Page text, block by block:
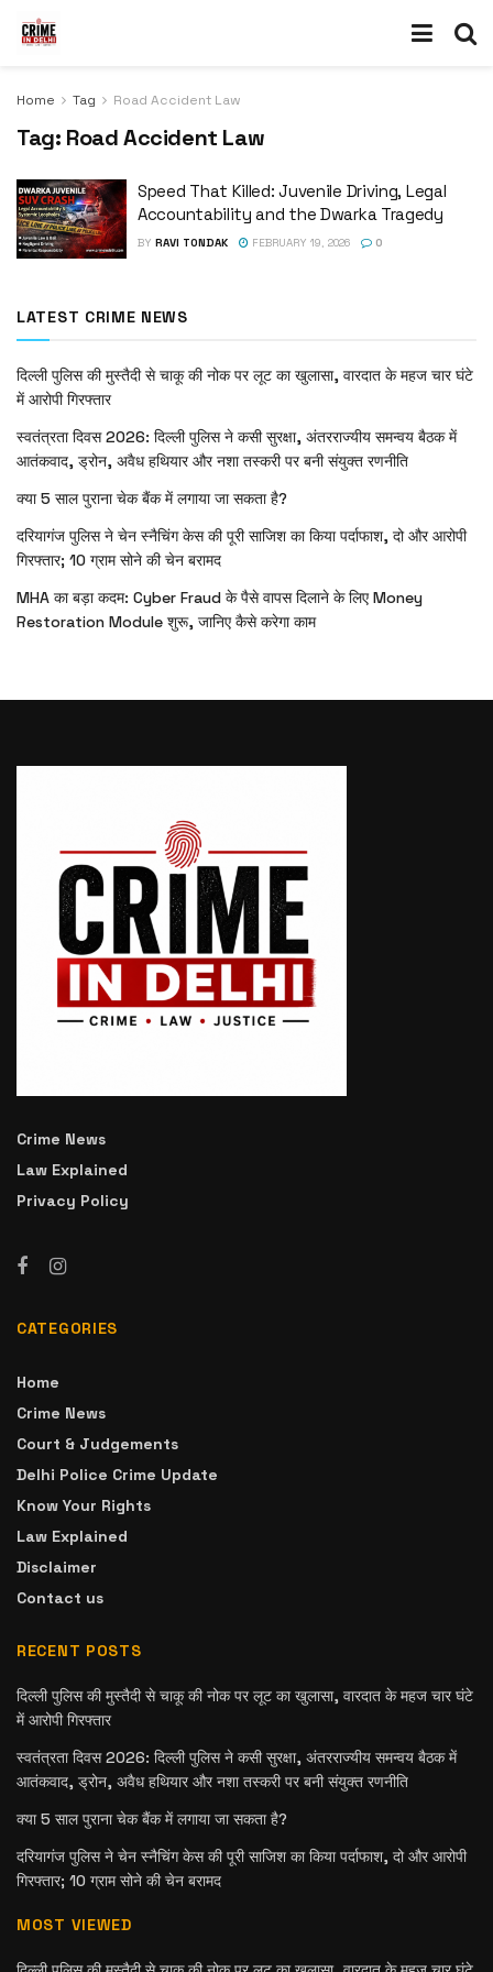
Home Tag Road Accident Law
Tag: Road Accident Law
Speed That Killed: Juvenile Driving, Legal
Accountability and the Dwarka Tragedy
BY RAVI TONDAK FEBRUARY 19, 2026 0
LATEST CRIME NEWS
दिल्ली पुलिस की मुस्तैदी से चाकू की नोक पर लूट का खुलासा, वारदात के महज चार घंटे
में आरोपी गिरफ्तार
स्वतंत्रता दिवस 2026: दिल्ली पुलिस ने कसी सुरक्षा, अंतरराज्यीय समन्वय बैठक में
आतंकवाद, ड्रोन, अवैध हथियार और नशा तस्करी पर बनी संयुक्त रणनीति
क्या 5 साल पुराना चेक बैंक में लगाया जा सकता है?
दरियागंज पुलिस ने चेन स्नैचिंग केस की पूरी साजिश का किया पर्दाफाश, दो और आरोपी
गिरफ्तार; 10 ग्राम सोने की चेन बरामद
MHA का बड़ा कदम: Cyber Fraud के पैसे वापस दिलाने के लिए Money
Restoration Module शुरू, जानिए कैसे करेगा काम
Crime News
Law Explained
Privacy Policy
CATEGORIES
Home
Crime News
Court & Judgements
Delhi Police Crime Update
Know Your Rights
Law Explained
Disclaimer
Contact us
RECENT POSTS
दिल्ली पुलिस की मुस्तैदी से चाकू की नोक पर लूट का खुलासा, वारदात के महज चार घंटे
में आरोपी गिरफ्तार
स्वतंत्रता दिवस 2026: दिल्ली पुलिस ने कसी सुरक्षा, अंतरराज्यीय समन्वय बैठक में
आतंकवाद, ड्रोन, अवैध हथियार और नशा तस्करी पर बनी संयुक्त रणनीति
क्या 5 साल पुराना चेक बैंक में लगाया जा सकता है?
दरियागंज पुलिस ने चेन स्नैचिंग केस की पूरी साजिश का किया पर्दाफाश, दो और आरोपी
गिरफ्तार; 10 ग्राम सोने की चेन बरामद
MOST VIEWED